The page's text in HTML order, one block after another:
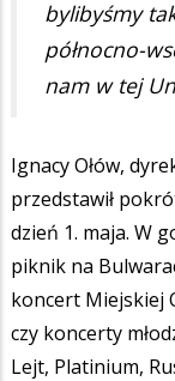
bylibyśmy
północno-
nam w tej
Ignacy Ołów,
przedstawił
dzień 1. maja. W
piknik na
koncert Miejskiej
czy koncerty
Lejt, Platinium,